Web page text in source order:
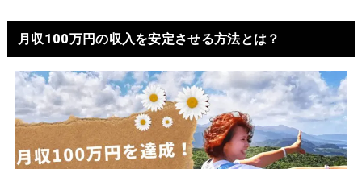
月収100万円の収入を安定させる方法とは？